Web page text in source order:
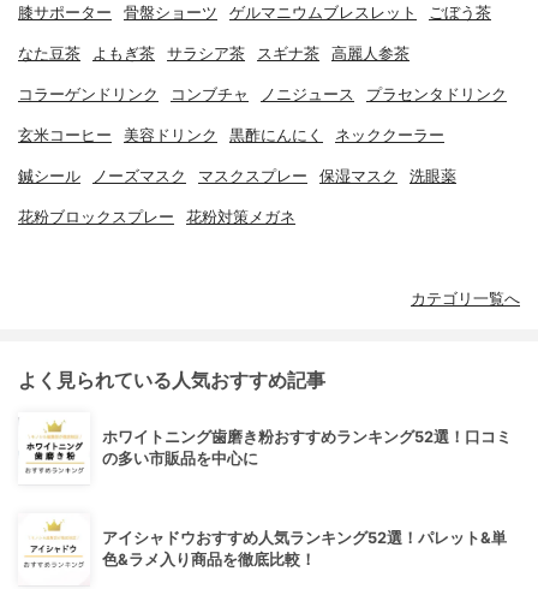
膝サポーター 骨盤ショーツ ゲルマニウムブレスレット ごぼう茶
なた豆茶 よもぎ茶 サラシア茶 スギナ茶 高麗人参茶
コラーゲンドリンク コンブチャ ノニジュース プラセンタドリンク
玄米コーヒー 美容ドリンク 黒酢にんにく ネッククーラー
鍼シール ノーズマスク マスクスプレー 保湿マスク 洗眼薬
花粉ブロックスプレー 花粉対策メガネ
カテゴリ一覧へ
よく見られている人気おすすめ記事
ホワイトニング歯磨き粉おすすめランキング52選！口コミ
の多い市販品を中心に
アイシャドウおすすめ人気ランキング52選！パレット&単
色&ラメ入り商品を徹底比較！